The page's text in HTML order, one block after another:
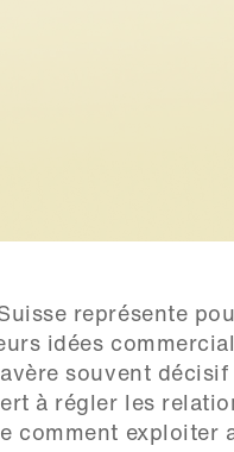
représente
idées
souvent
à régler les
comment